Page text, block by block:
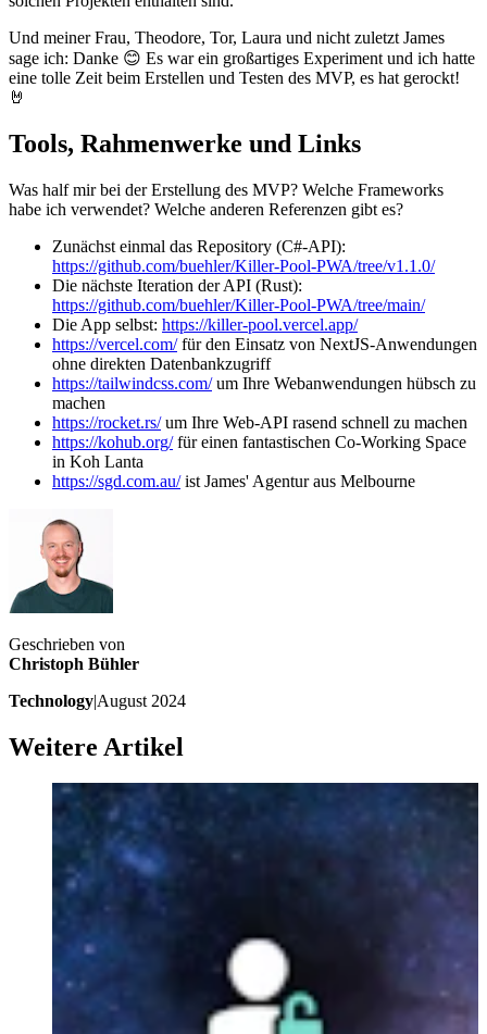
Und meiner Frau, Theodore, Tor, Laura und nicht zuletzt James
sage ich: Danke 😊 Es war ein großartiges Experiment und ich hatte
eine tolle Zeit beim Erstellen und Testen des MVP, es hat gerockt!
🤘
Tools, Rahmenwerke und Links
Was half mir bei der Erstellung des MVP? Welche Frameworks
habe ich verwendet? Welche anderen Referenzen gibt es?
Zunächst einmal das Repository (C#-API):
https://github.com/buehler/Killer-Pool-PWA/tree/v1.1.0/
Die nächste Iteration der API (Rust):
https://github.com/buehler/Killer-Pool-PWA/tree/main/
Die App selbst: https://killer-pool.vercel.app/
https://vercel.com/für den Einsatz von NextJS-Anwendungen
ohne direkten Datenbankzugriff
https://tailwindcss.com/um Ihre Webanwendungen hübsch zu
machen
https://rocket.rs/um Ihre Web-API rasend schnell zu machen
https://kohub.org/für einen fantastischen Co-Working Space
in Koh Lanta
https://sgd.com.au/ist James' Agentur aus Melbourne
Geschrieben von
Christoph Bühler
Technology|August 2024
Weitere Artikel